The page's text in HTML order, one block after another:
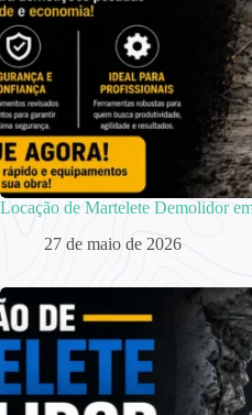
Locação de Martelete Demolidor
27 de maio de 2026